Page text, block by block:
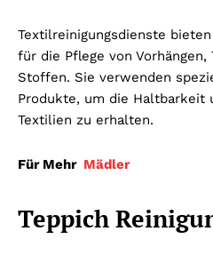
Textilreinigungsdienste
für die Pflege von Vorhängen,
Stoffen. Sie verwenden
Produkte, um die Haltbarkeit
Textilien zu erhalten.
Für Mehr Mädler
Teppich